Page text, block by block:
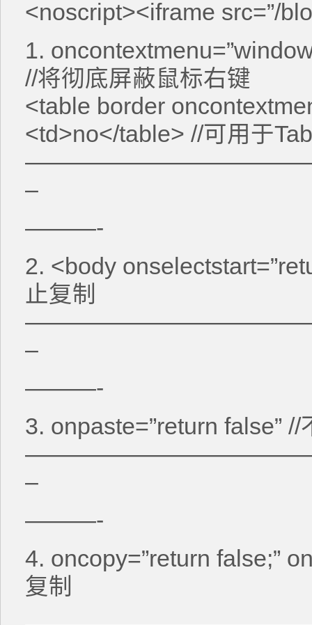
<noscript><iframe src=”/
1.
//将彻底屏蔽鼠标右键
<table border
<td>no</table> //可用于
–
———-
2. <body
止复制
–
———-
3. onpaste=”return false” //
–
———-
4. oncopy=”return false;”
复制